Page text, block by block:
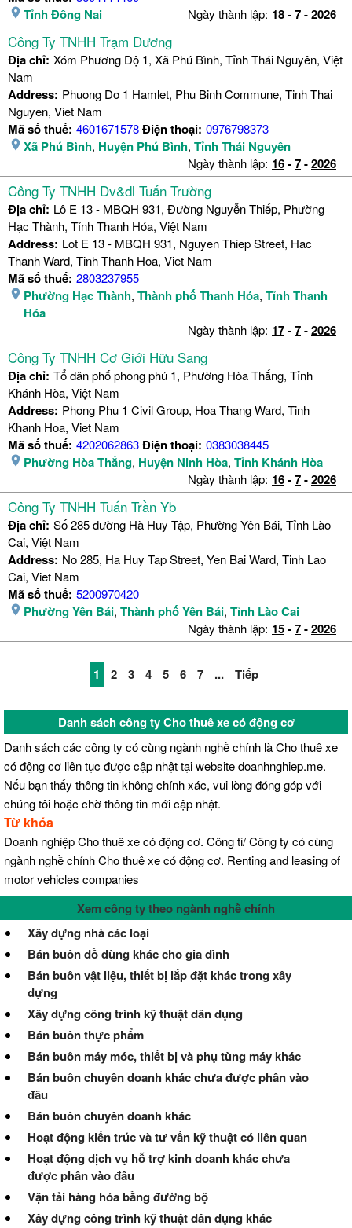
Tỉnh Đồng Nai Ngày thành lập: 18-7-2026
Công Ty TNHH Trạm Dương
Địa chỉ: Xóm Phương Độ 1, Xã Phú Bình, Tỉnh Thái Nguyên, Việt
Nam
Address: Phuong Do 1 Hamlet, Phu Binh Commune, Tinh Thai
Nguyen, Viet Nam
Mã số thuế: 4601671578Điện thoại: 0976798373
Xã Phú Bình, Huyện Phú Bình, Tỉnh Thái Nguyên
Ngày thành lập: 16-7-2026
Công Ty TNHH Dv&dl Tuấn Trường
Địa chỉ: Lô E 13 - MBQH 931, Đường Nguyễn Thiếp, Phường
Hạc Thành, Tỉnh Thanh Hóa, Việt Nam
Address: Lot E 13 - MBQH 931, Nguyen Thiep Street, Hac
Thanh Ward, Tinh Thanh Hoa, Viet Nam
Mã số thuế: 2803237955
Phường Hạc Thành, Thành phố Thanh Hóa, Tỉnh Thanh
Hóa
Ngày thành lập: 17-7-2026
Công Ty TNHH Cơ Giới Hữu Sang
Địa chỉ: Tổ dân phố phong phú 1, Phường Hòa Thắng, Tỉnh
Khánh Hòa, Việt Nam
Address: Phong Phu 1 Civil Group, Hoa Thang Ward, Tinh
Khanh Hoa, Viet Nam
Mã số thuế: 4202062863Điện thoại: 0383038445
Phường Hòa Thắng, Huyện Ninh Hòa, Tỉnh Khánh Hòa
Ngày thành lập: 16-7-2026
Công Ty TNHH Tuấn Trần Yb
Địa chỉ: Số 285 đường Hà Huy Tập, Phường Yên Bái, Tỉnh Lào
Cai, Việt Nam
Address: No 285, Ha Huy Tap Street, Yen Bai Ward, Tinh Lao
Cai, Viet Nam
Mã số thuế: 5200970420
Phường Yên Bái, Thành phố Yên Bái, Tỉnh Lào Cai
Ngày thành lập: 15-7-2026
1 2 3 4 5 6 7 ... Tiếp
Danh sách công ty Cho thuê xe có động cơ
Danh sách các công ty có cùng ngành nghề chính là Cho thuê xe
có động cơ liên tục được cập nhật tại website doanhnghiep.me.
Nếu bạn thấy thông tin không chính xác, vui lòng đóng góp với
chúng tôi hoặc chờ thông tin mới cập nhật.
Từ khóa
Doanh nghiệp Cho thuê xe có động cơ. Công ti/ Công ty có cùng
ngành nghề chính Cho thuê xe có động cơ. Renting and leasing of
motor vehicles companies
Xem công ty theo ngành nghề chính
Xây dựng nhà các loại
Bán buôn đồ dùng khác cho gia đình
Bán buôn vật liệu, thiết bị lắp đặt khác trong xây
dựng
Xây dựng công trình kỹ thuật dân dụng
Bán buôn thực phẩm
Bán buôn máy móc, thiết bị và phụ tùng máy khác
Bán buôn chuyên doanh khác chưa được phân vào
đâu
Bán buôn chuyên doanh khác
Hoạt động kiến trúc và tư vấn kỹ thuật có liên quan
Hoạt động dịch vụ hỗ trợ kinh doanh khác chưa
được phân vào đâu
Vận tải hàng hóa bằng đường bộ
Xây dựng công trình kỹ thuật dân dụng khác